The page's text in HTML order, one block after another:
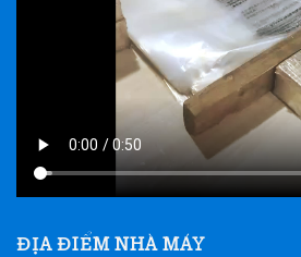
ĐỊA ĐIỂM NHÀ MÁY